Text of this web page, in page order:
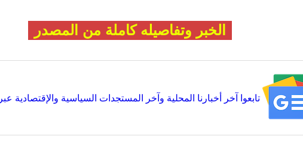
الخبر وتفاصيله كاملة من المصدر
تابعوا آخر أخبارنا المحلية وآخر المستجدات السياسية والإقتصادية عبر Google news